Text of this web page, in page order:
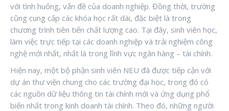
với tình huống, vấn đề của doanh nghiệp. Đồng thời, trường
cũng cung cấp các khóa học rất dài, đặc biệt là trong
chương trình tiên tiến chất lượng cao. Tại đây, sinh viên học,
làm việc trực tiếp tại các doanh nghiệp và trải nghiệm công
nghệ mới nhất, nhất là trong lĩnh vực ngân hàng – tài chính.
Hiện nay, một bộ phận sinh viên NEU đã được tiếp cận với
dự án thư viện chung cho các trường đại học, trong đó có
các nguồn dữ liệu thông tin tài chính mới và ứng dụng phổ
biến nhất trong kinh doanh tài chính. Theo đó, những người